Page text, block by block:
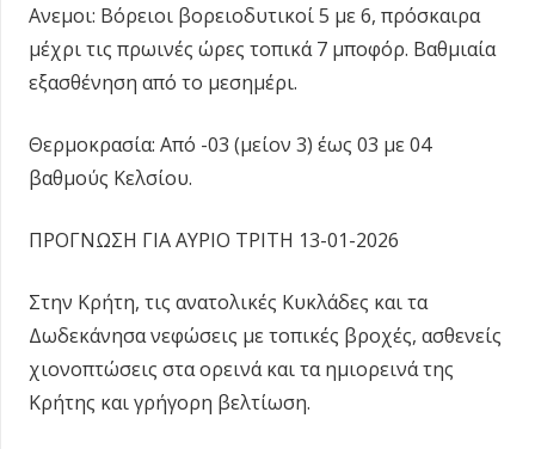
Ανεμοι: Βόρειοι βορειοδυτικοί 5 με 6, πρόσκαιρα
μέχρι τις πρωινές ώρες τοπικά 7 μποφόρ. Βαθμιαία
εξασθένηση από το μεσημέρι.
Θερμοκρασία: Από -03 (μείον 3) έως 03 με 04
βαθμούς Κελσίου.
ΠΡΟΓΝΩΣΗ ΓΙΑ ΑΥΡΙΟ ΤΡΙΤΗ 13-01-2026
Στην Κρήτη, τις ανατολικές Κυκλάδες και τα
Δωδεκάνησα νεφώσεις με τοπικές βροχές, ασθενείς
χιονοπτώσεις στα ορεινά και τα ημιορεινά της
Κρήτης και γρήγορη βελτίωση.